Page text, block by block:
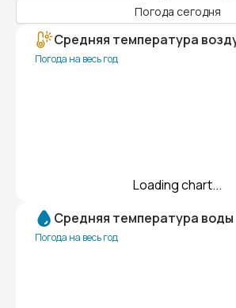
Погода сегодня
Средняя температура
Погода на весь год
Loading chart...
Средняя температура воды
Погода на весь год